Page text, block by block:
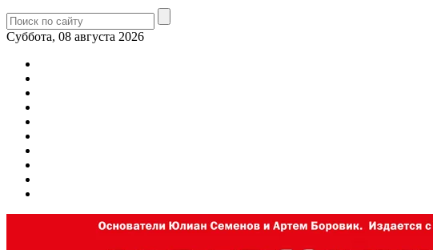
Суббота, 08 августа 2026